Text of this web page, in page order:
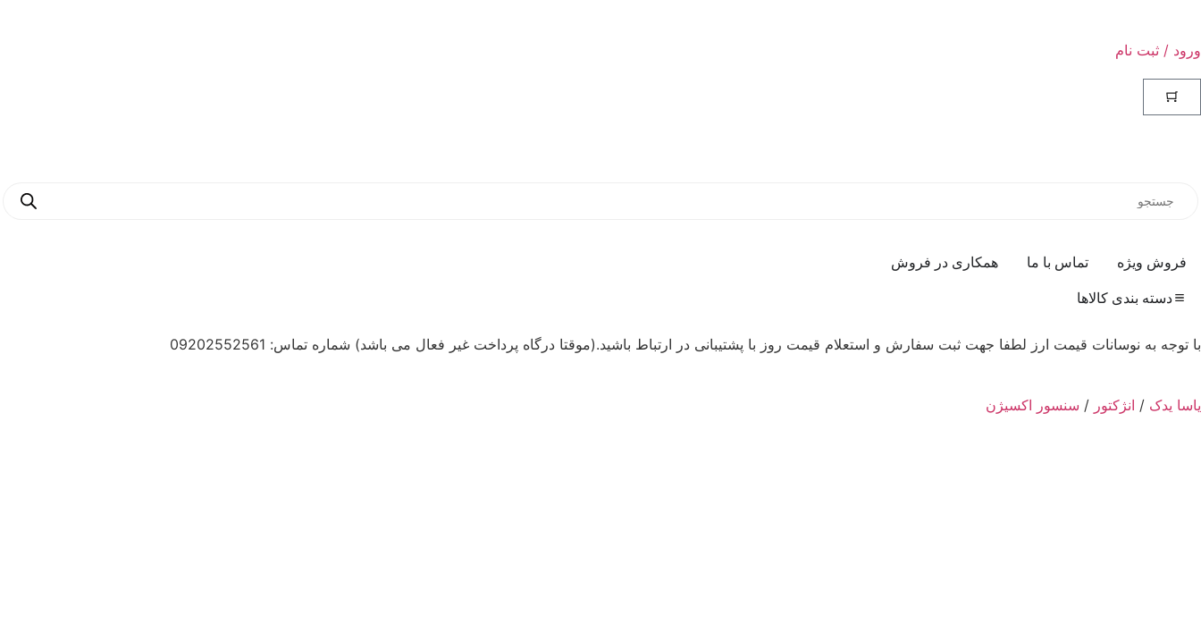
ورود / ثبت نام
فروش ویژه تماس با ما
همکاری در فروش
دسته بندی کالاها
با توجه به نوسانات قیمت ارز لطفا جهت ثبت سفارش و استعلام قیمت روز با پشتیبانی در ارتباط باشید.(موقتا درگاه پرداخت غیر فعال می باشد) شماره تماس: 09202552561
یاسا یدک / انژکتور / سنسور اکسیژن